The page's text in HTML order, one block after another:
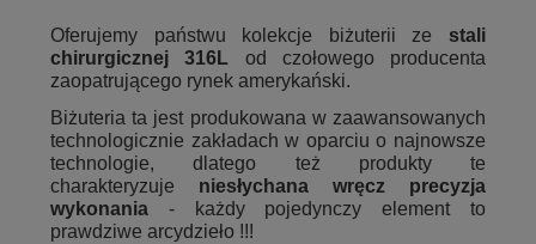
Oferujemy państwu kolekcje biżuterii ze stali
chirurgicznej 316L od czołowego producenta
zaopatrującego rynek amerykański.
Biżuteria ta jest produkowana w zaawansowanych
technologicznie zakładach w oparciu o najnowsze
technologie, dlatego też produkty te
charakteryzuje niesłychana wręcz precyzja
wykonania - każdy pojedynczy element to
prawdziwe arcydzieło !!!